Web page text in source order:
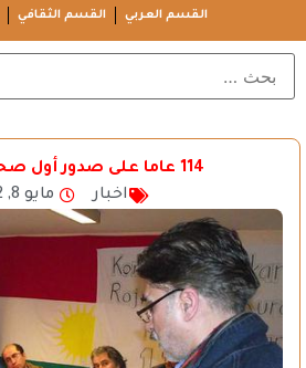
القسم العربي القسم الثقافي
114 عاما على صدور أول صحيفة كوردية
اخبار
مايو 8, 2012